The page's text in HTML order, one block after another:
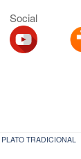
Social
TRADICIONAL